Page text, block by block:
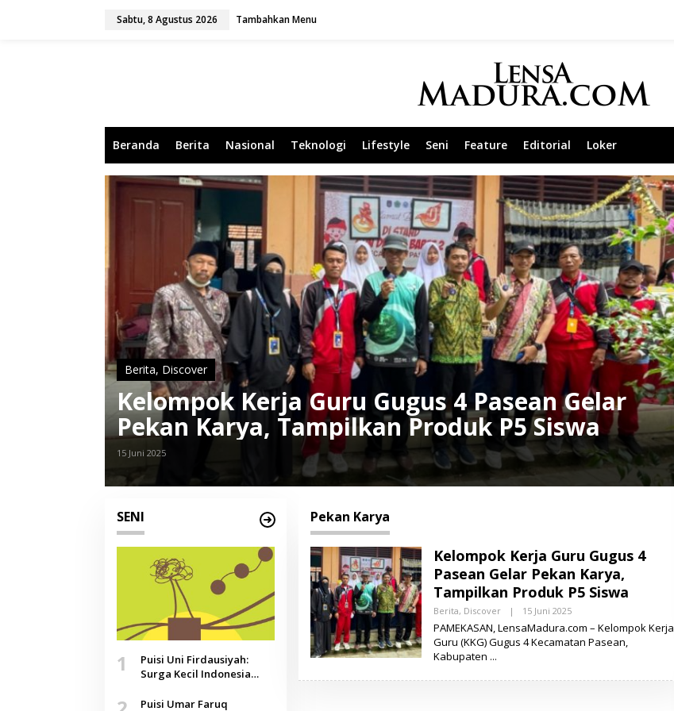
Sabtu, 8 Agustus 2026 Tambahkan Menu
Beranda Berita Nasional Teknologi Lifestyle Seni Feature Editorial Loker
Berita, Discover
Kelompok Kerja Guru Gugus 4 Pasean Gelar
Pekan Karya, Tampilkan Produk P5 Siswa
15 Juni 2025
SENI
1
Puisi Uni Firdausiyah:
Surga Kecil Indonesia
Doa yang Jauh, Narasi
Puisi Umar Faruq
Pekan Karya
Kelompok Kerja Guru Gugus 4
Pasean Gelar Pekan Karya,
Tampilkan Produk P5 Siswa
Berita, Discover | 15 Juni 2025O
E
H
PAMEKASAN, LensaMadura.com – Kelompok Kerja
Guru (KKG) Gugus 4 Kecamatan Pasean,
Kabupaten